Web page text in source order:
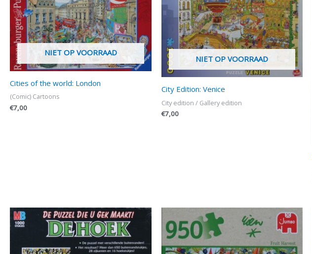
NIET OP VOORRAAD
Cities of the world: London
(Comic) Cartoons
€7,00
NIET OP VOORRAAD
City Edition: Venice
City edition / Gallery edition
€7,00